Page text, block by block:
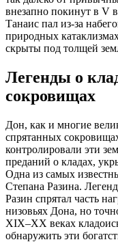
внезапно покинут в V
Танаис пал из-за
природных
скрыты под толщей
Легенды о
сокровищах
Дон, как и многие
спрятанных
контролировали эти
преданий о кладах,
Одна из самых
Степана Разина.
Разин спрятал часть
низовьях Дона, но
XIX–XX веках
обнаружить эти